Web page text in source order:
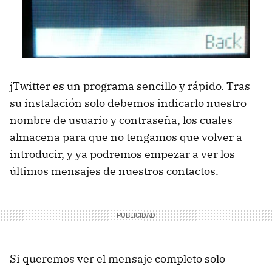
jTwitter es un programa sencillo y rápido. Tras
su instalación solo debemos indicarlo nuestro
nombre de usuario y contraseña, los cuales
almacena para que no tengamos que volver a
introducir, y ya podremos empezar a ver los
últimos mensajes de nuestros contactos.
Si queremos ver el mensaje completo solo